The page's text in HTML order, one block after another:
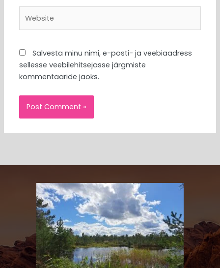
Salvesta minu nimi, e-posti- ja veebiaadress
sellesse veebilehitsejasse järgmiste
kommentaaride jaoks.